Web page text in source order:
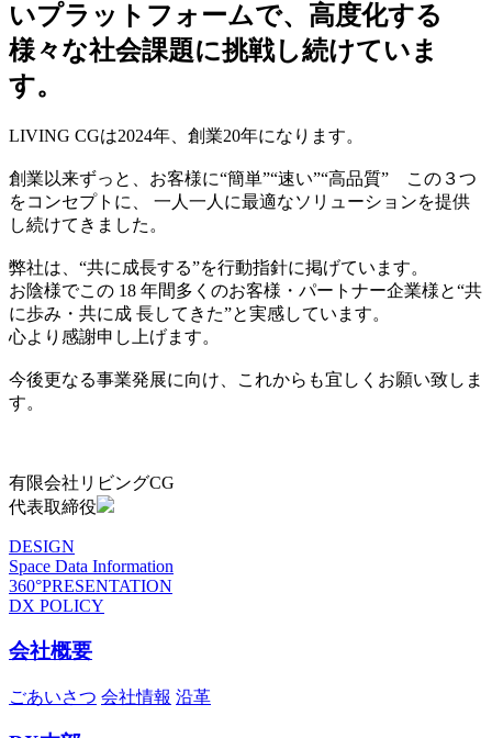
いプラットフォームで、高度化する
様々な社会課題に挑戦し続けていま
す。
LIVING CGは2024年、創業20年になります。
創業以来ずっと、お客様に“簡単”“速い”“高品質” この３つ
をコンセプトに、 一人一人に最適なソリューションを提供
し続けてきました。
弊社は、“共に成長する”を行動指針に掲げています。
お陰様でこの 18 年間多くのお客様・パートナー企業様と“共
に歩み・共に成 長してきた”と実感しています。
心より感謝申し上げます。
今後更なる事業発展に向け、これからも宜しくお願い致しま
す。
有限会社リビングCG
代表取締役
DESIGN
Space Data Information
360°PRESENTATION
DX POLICY
会社概要
ごあいさつ 会社情報 沿革